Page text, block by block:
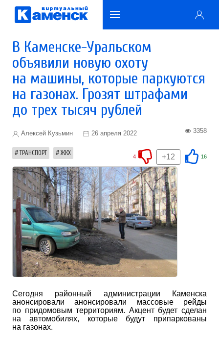
В Каменске-Уральском
объявили новую охоту
на машины, которые паркуются
на газонах. Грозят штрафами
до трех тысяч рублей
Алексей Кузьмин 26 апреля 2022 3358
ТРАНСПОРТ ЖКХ 16
+12
4
Сегодня районный администрации Каменска
анонсировали анонсировали массовые рейды
по придомовым территориям. Акцент будет сделан
на автомобилях, которые будут припаркованы
на газонах.